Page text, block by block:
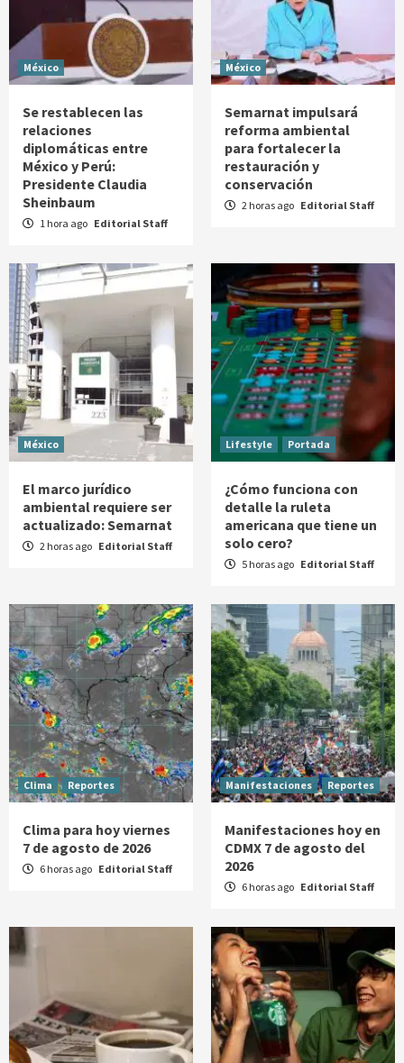
México
Se restablecen las
relaciones
diplomáticas entre
México y Perú:
Presidente Claudia
Sheinbaum
1 hora ago Editorial Staff
México
Semarnat impulsará
reforma ambiental
para fortalecer la
restauración y
conservación
2 horas ago Editorial Staff
México
El marco jurídico
ambiental requiere ser
actualizado: Semarnat
2 horas ago Editorial Staff
Lifestyle Portada
¿Cómo funciona con
detalle la ruleta
americana que tiene un
solo cero?
5 horas ago Editorial Staff
Clima Reportes
Clima para hoy viernes
7 de agosto de 2026
6 horas ago Editorial Staff
Manifestaciones Reportes
Manifestaciones hoy en
CDMX 7 de agosto del
2026
6 horas ago Editorial Staff